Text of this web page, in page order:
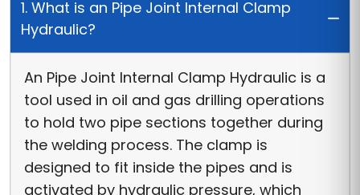
FAQ:Frequently Asked Questions
1. What is an Pipe Joint Internal Clamp